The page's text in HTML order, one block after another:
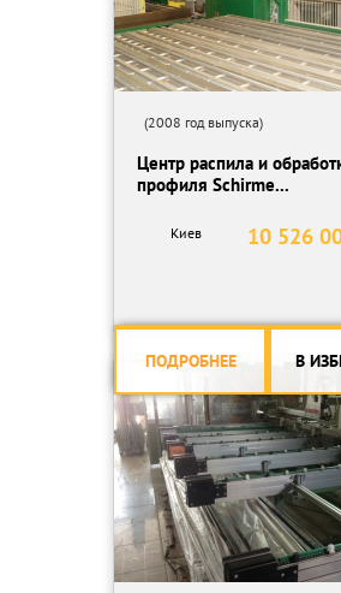
(2008 год выпуска)
Центр распила и
профиля Schirme...
10 526
Киев
ПОДРОБНЕЕ В